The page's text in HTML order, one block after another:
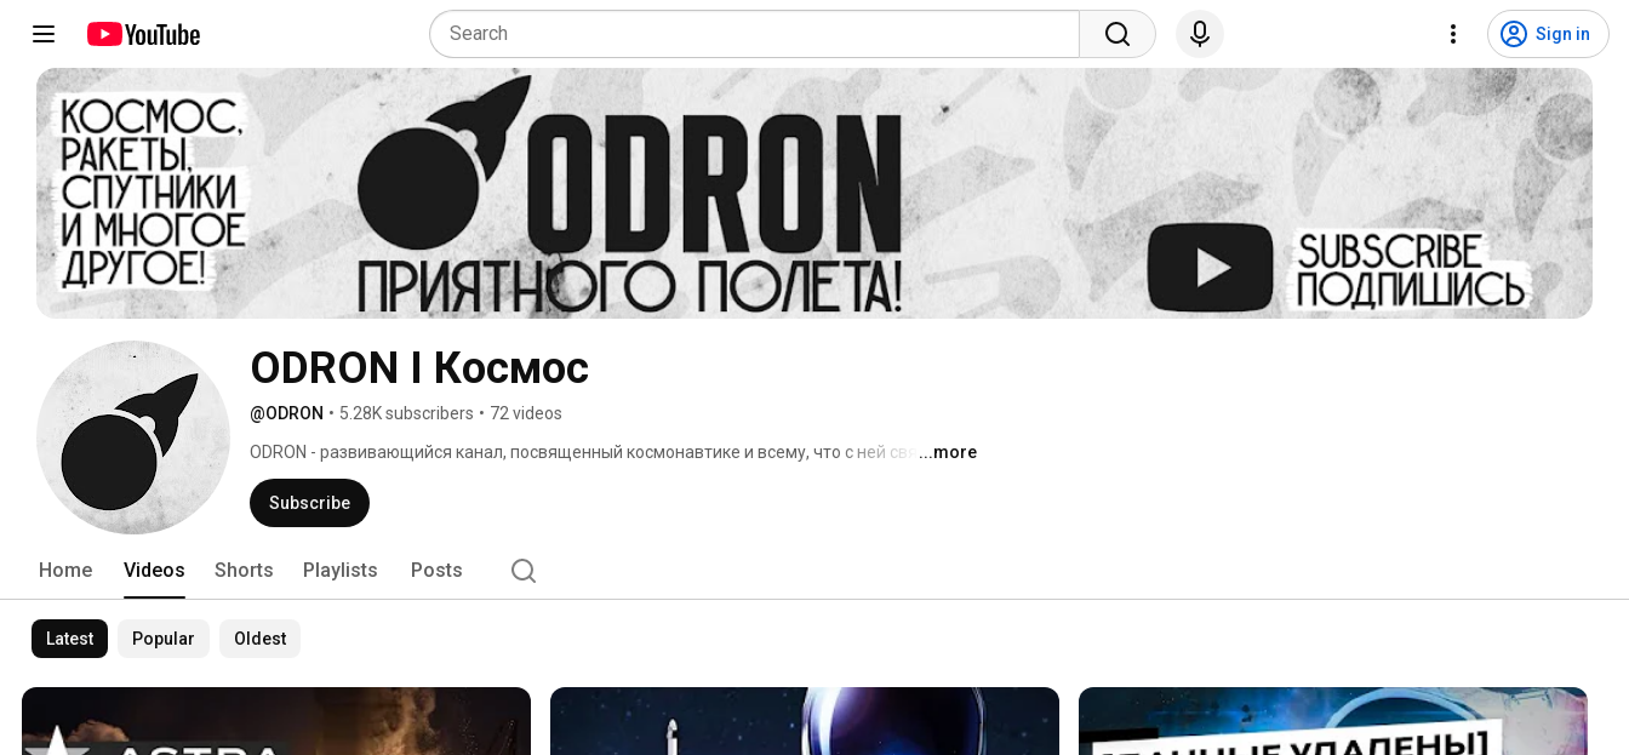
Sign in
ODRON I Космос
@ODRON • 5.28K subscribers • 72 videos
ODRON - развивающийся канал, посвященный космонавтике и всему, что с ней связано.
Как и почему летают ракеты? Как скоро человек вернется на Луну? Сколько
зарабатывает Илон Маск? Ролики выходят примерно один-два раза в неделю, поэтому
если вы хотите больше узнать о космосе, то смело переходите и подписывайтесь!
...more
Subscribe
Home Videos Shorts Playlists Posts
Latest Popular Oldest